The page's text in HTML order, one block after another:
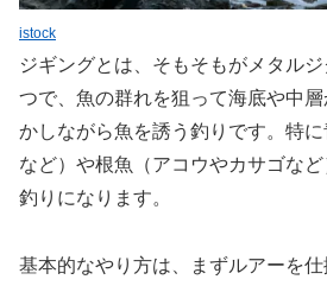
istock
ジギングとは、そもそもがメタル
つで、魚の群れを狙って海底や中
かしながら魚を誘う釣りです。特
など）や根魚（アコウやカサゴな
釣りになります。
基本的なやり方は、まずルアーを